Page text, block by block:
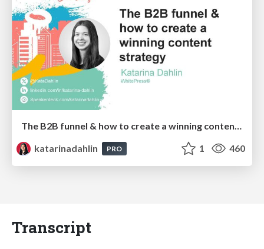
katarinadahlin
PRO 1 460
Transcript